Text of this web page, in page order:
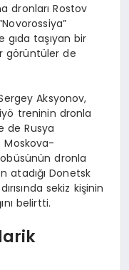
dronları Rostov
taşıyan bir
görüntüler de
Aksyonov,
treninin dronla
de Rusya
Moskova-
dronla
atadığı Donetsk
sekiz kişinin
belirtti.